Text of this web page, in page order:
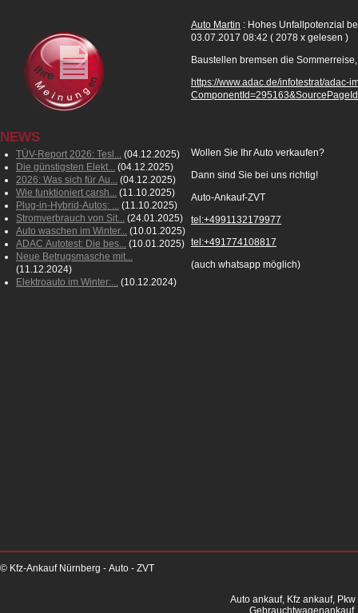
NEWS
TÜV-Report 2026: Tesl... (04.12.2025)
Die günstigsten Elekt... (04.12.2025)
2026: Was sich für Au... (04.12.2025)
Wie funktioniert carsh... (11.10.2025)
Plug-in-Hybrid-Autos: ... (11.10.2025)
Stromverbrauch von Sit... (24.01.2025)
Auto waschen im Winter... (10.01.2025)
ADAC Autotest: Die bes... (10.01.2025)
Neue Betrugsmasche mit...
(11.12.2024)
Elektroauto im Winter:... (10.12.2024)
Auto Martin : Hohes Unfallpotenzial
03.07.2017 08:42 ( 2078 x gelesen )
Baustellen bremsen die
https://www.adac.de/infotestrat/adac-
Wollen Sie Ihr Auto verkaufen?
Dann sind Sie bei uns richtig!
Auto-Ankauf-ZVT
tel:+4991132179977
tel:+491774108817
(auch whatsapp möglich)
© Kfz-Ankauf Nürnberg - Auto - ZVT
Auto ankauf, Kfz ankauf,